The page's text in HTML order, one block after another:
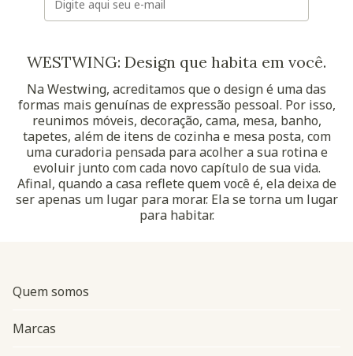
WESTWING: Design que habita em você.
Na Westwing, acreditamos que o design é uma das
formas mais genuínas de expressão pessoal. Por isso,
reunimos móveis, decoração, cama, mesa, banho,
tapetes, além de itens de cozinha e mesa posta, com
uma curadoria pensada para acolher a sua rotina e
evoluir junto com cada novo capítulo de sua vida.
Afinal, quando a casa reflete quem você é, ela deixa de
ser apenas um lugar para morar. Ela se torna um lugar
para habitar.
Quem somos
Marcas